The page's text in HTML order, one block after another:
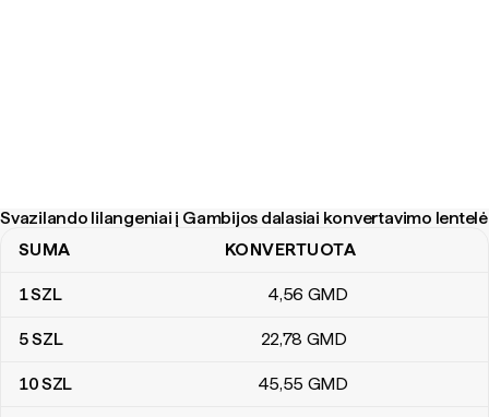
Svazilando lilangeniai į Gambijos dalasiai konvertavimo lentelė
Svazilando lilangeniai į Gambijos dalasiai konvertavimo lentelė
SUMA KONVERTUOTA
1SZL 4,56 GMD
5SZL 22,78 GMD
10SZL 45,55 GMD